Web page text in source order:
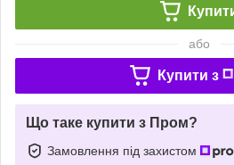
або
Купити з
Що таке купити з Пром?
Замовлення під захистом